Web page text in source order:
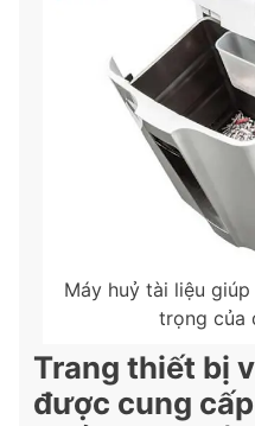
Máy huỷ tài liệu
trọng của
Trang thiết bị
được cung